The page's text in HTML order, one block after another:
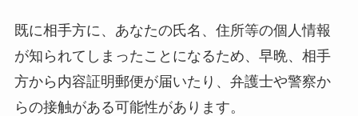
既に相手方に、あなたの氏名、住所等の個人情報
が知られてしまったことになるため、早晩、相手
方から内容証明郵便が届いたり、弁護士や警察か
らの接触がある可能性があります。